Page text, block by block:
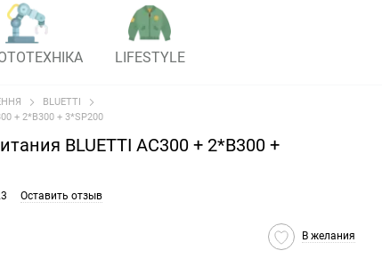
LIFESTYLE
BLUETTI
+ 2*B300 + 3*SP200
BLUETTI AC300 + 2*B300 +
Оставить отзыв
В желания